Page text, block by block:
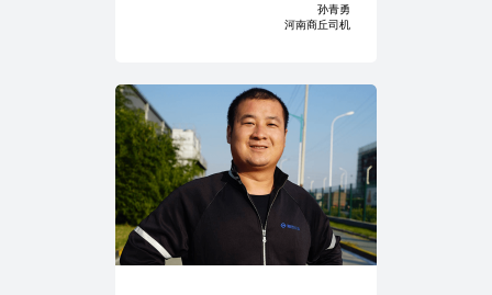
孙青勇
河南商丘司机